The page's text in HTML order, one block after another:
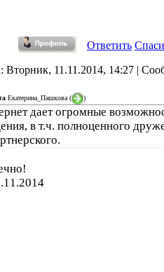
Ответить
Вторник, 11.11.2014, 14:27 |
Екатерина_Пашкова ( )
дает огромные
в т.ч. полноценного